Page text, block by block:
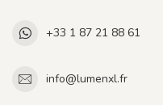
+33 1 87 21 88 61
info@lumenxl.fr